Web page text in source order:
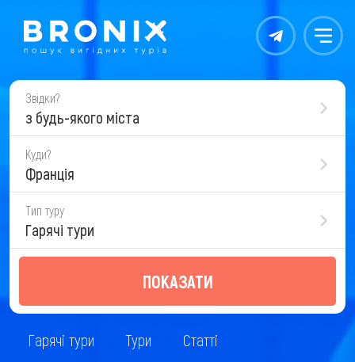
Контакты Меню
Звідки?
з будь-якого міста
Куди?
Франція
Тип туру
Гарячі тури
ПОКАЗАТИ
Гарячі тури Тури Статті